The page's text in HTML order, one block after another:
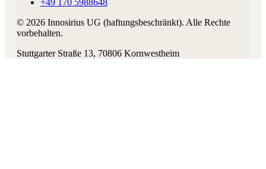
+49 170 5988648
© 2026 Innosirius UG (haftungsbeschränkt). Alle Rechte
vorbehalten.
Stuttgarter Straße 13, 70806 Kornwestheim